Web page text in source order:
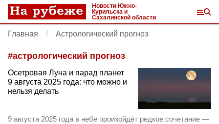
Новости Южно-
Курильска и
Сахалинской области
Главная Астрологический прогноз
#астрологический прогноз
Осетровая Луна и парад планет
9 августа 2025 года: что можно и
нельзя делать
9 августа 2025 года в небе произойдёт редкое сочетание —